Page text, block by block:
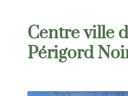
Centre ville
Périgord